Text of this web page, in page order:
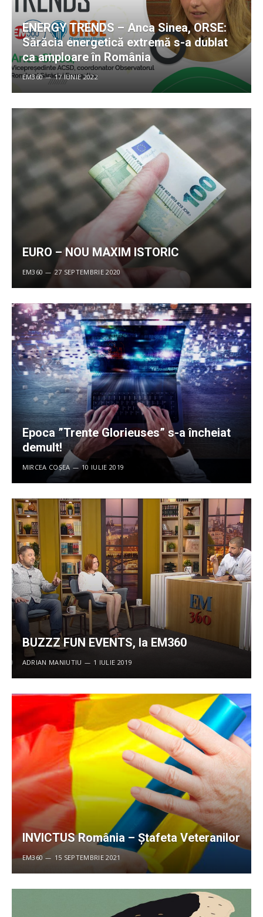
ENERGY TRENDS – Anca Sinea, ORSE:
Sărăcia energetică extremă s-a dublat
ca amploare în România
EM360 17 IUNIE 2022
EURO – NOU MAXIM ISTORIC
EM360 27 SEPTEMBRIE 2020
Epoca ”Trente Glorieuses” s-a încheiat
demult!
MIRCEA COȘEA 10 IULIE 2019
BUZZZ FUN EVENTS, la EM360
ADRIAN MANIUTIU 1 IULIE 2019
INVICTUS România – Ștafeta Veteranilor
EM360 15 SEPTEMBRIE 2021